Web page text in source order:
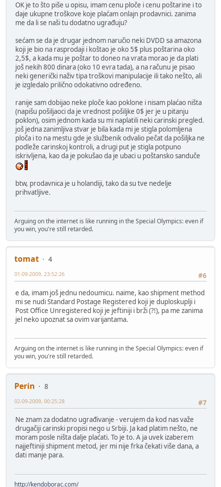
OK je to što piše u opisu, imam cenu ploče i cenu poštarine i to
daje ukupne troškove koje plaćam onlajn prodavnici. zanima
me da li se naši tu dodatno ugrađuju?
sećam se da je drugar jednom naručio neki DVDD sa amazona
koji je bio na rasprodaji i koštao je oko 5$ plus poštarina oko
2,5$, a kada mu je poštar to doneo na vrata morao je da plati
još nekih 800 dinara (oko 10 evra tada), a na računu je pisao
neki generički naživ tipa troškovi manipulacije ili tako nešto, ali
je izgledalo prilično odokativno određeno.
ranije sam dobijao neke ploče kao poklone i nisam plaćao ništa
(napišu pošiljaoci da je vrednost pošiljke 0$ jer je u pitanju
poklon), osim jednom kada su mi naplatili neki carinski pregled.
još jedna zanimljiva stvar je bila kada mi je stigla polomljena
ploča i to na mestu gde je službenik odvalio pečat da pošiljka ne
podleže carinskoj kontroli, a drugi put je stigla potpuno
iskrivljena, kao da je pokušao da je ubaci u poštansko sanduče
btw, prodavnica je u holandiji, tako da su tve nedelje
prihvatljive.
Arguing on the internet is like running in the Special Olympics: even if
you win, you're still retarded.
tomat
4
#6
01-09-2009, 23:52:26
e da, imam još jednu nedoumicu. naime, kao shipment method
mi se nudi Standard Postage Registered koji je duploskuplji i
Post Office Unregistered koji je jeftiniji i brži (?!), pa me zanima
jel neko upoznat sa ovim varijantama.
Arguing on the internet is like running in the Special Olympics: even if
you win, you're still retarded.
Perin
8
#7
02-09-2009, 00:25:28
Ne znam za dodatno ugrađivanje - verujem da kod nas važe
drugačiji carinski propisi nego u Srbiji. Ja kad platim nešto, ne
moram posle ništa dalje plaćati. To je to. A ja uvek izaberem
najjeftiniji shipment metod, jer mi nije frka čekati više dana, a
dati manje para.
http://kendoborac.com/